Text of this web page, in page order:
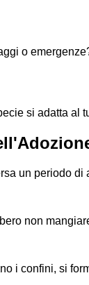
o
si adatta al
un periodo
non
i confini, si